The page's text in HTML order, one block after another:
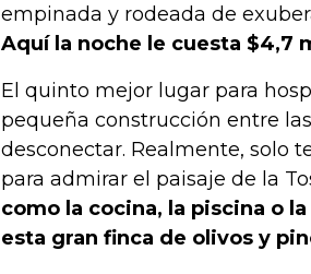
empinada y rodeada de
Aquí la noche le cuesta $4,7
El quinto mejor lugar para
pequeña construcción entre
desconectar. Realmente, solo
para admirar el paisaje de la
como la cocina, la piscina o
esta gran finca de olivos y